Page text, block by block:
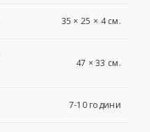
35 × 25 × 4 см.
47 × 33 см.
7-10 години